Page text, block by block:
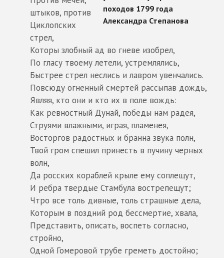
штыков, против
Циклопских
стрел,
Которы злобный ад во гневе изобрел,
По гласу твоему летели, устремлялись,
Быстрее стрел неслись и лавром увенчались.
Повсюду огненный смертей рассыпав дождь,
Являя, кто они и кто их в поле вождь:
Как ревностный Дунай, победы нам радея,
Струями влажными, играя, пламенея,
Восторгов радостных и бранна звука полн,
Твой гром спешил принесть в пучину черных
волн,
Да росских кораблей крыле ему соплещут,
И ребра твердые Стамбула вострепещут;
Чтро все толь дивные, толь страшные дела,
Которым в поздний род бессмертие, хвала,
Представить, описать, воспеть согласно,
стройно,
Одной Гомеровой трубе греметь достойно;